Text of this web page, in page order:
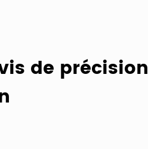
de précision